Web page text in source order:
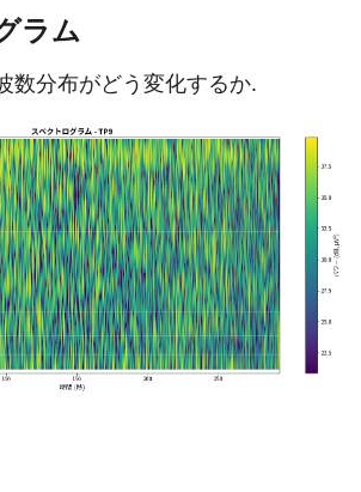
ラム
数分布がどう変化するか.